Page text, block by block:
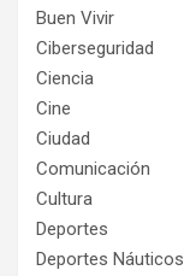
Buen Vivir
Ciberseguridad
Ciencia
Cine
Ciudad
Comunicación
Cultura
Deportes
Deportes Náuticos